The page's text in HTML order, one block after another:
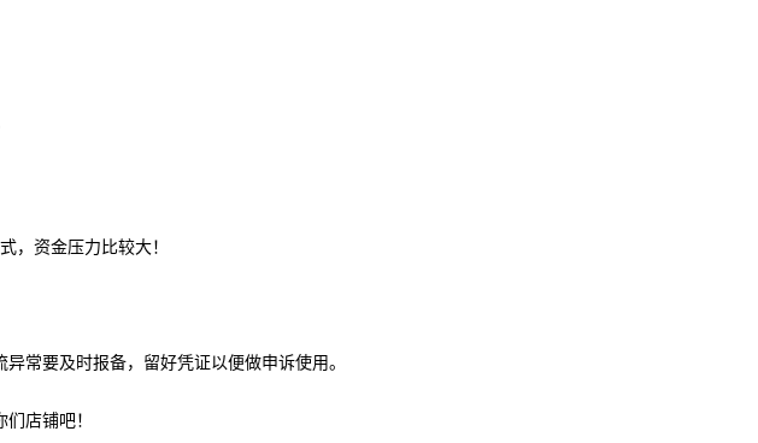
，资金压力比较大！
常要及时报备，留好凭证以便做申诉使用。
店铺吧！